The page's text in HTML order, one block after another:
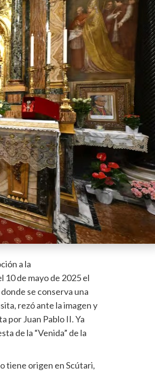
a la
10 de mayo de 2025 el
se conserva una
rezó ante la imagen y
por Juan Pablo II. Ya
de la “Venida” de la
tiene origen en Scútari,